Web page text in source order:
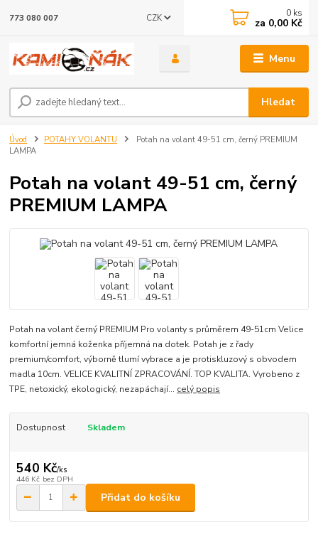
Menu
CZK
Hledat
773 080 007 0 ks
za 0,00 Kč
Úvod POTAHY VOLANTU
Potah na volant 49-51 cm, černý PREMIUM
LAMPA
Potah na volant 49-51 cm, černý
PREMIUM LAMPA
Potah na volant černý PREMIUM Pro volanty s průměrem 49-51cm Velice
komfortní jemná koženka příjemná na dotek. Potah je z řady
premium/comfort, výborně tlumí vybrace a je protiskluzový s obvodem
madla 10cm. VELICE KVALITNÍ ZPRACOVÁNÍ. TOP KVALITA. Vyrobeno z
TPE, netoxický, ekologický, nezapáchají... celý popis
Dostupnost Skladem
540 Kč/ks
446 Kč bez DPH
Přidat do košíku